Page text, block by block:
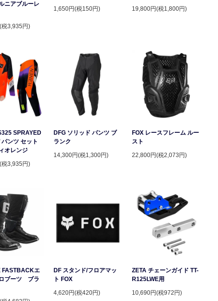
ニアブルーレ
3,935円)
1,650円(税150円)
19,800円(税1,800円)
SPRAYED
ンツ セット
オレンジ
3,935円)
DFG ソリッド パンツ ブ
ランク
14,300円(税1,300円)
FOX レースフレーム ルー
スト
22,800円(税2,073円)
FASTBACKエ
ブーツ ブラ
DF スタンド/フロアマッ
ト FOX
4,620円(税420円)
ZETA チェーンガイド TT-
R125LWE用
10,690円(税972円)